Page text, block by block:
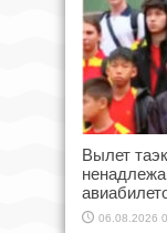
Вылет
06.08.2026